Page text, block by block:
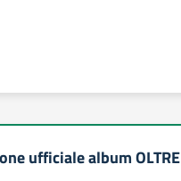
ufficiale album OLTRE